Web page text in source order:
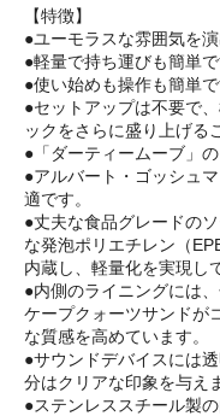
【特徴】
●ユーモラスな雰囲気を演
●軽量で持ち運びも簡単で
●使い始めも操作も簡単で
●セットアップは不要で
ックをさらに盛り上げる
●「ダーティームーブ」
●アルバート・ゴッシュ
適です。
●丈夫な食品グレードの
な発泡ポリエチレン（
内蔵し、軽量化を実現し
●内側のライニングには
ケープクォーツサンドが
な質感を高めています。
●サウンドデバイスには
分はクリアな印象を与え
●ステンレススチール製